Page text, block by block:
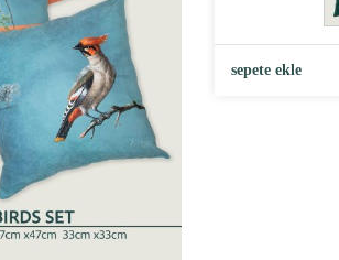
sepete ekle